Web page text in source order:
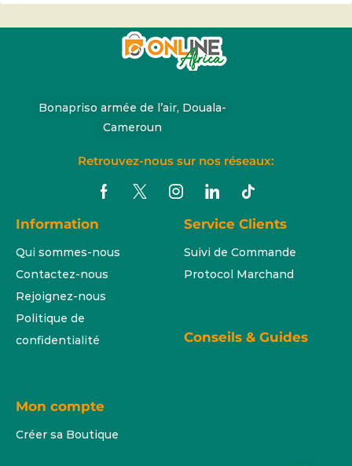
Bonapriso armée de l’air, Douala-
Cameroun
Retrouvez-nous sur nos réseaux:
Information
Qui sommes-nous
Contactez-nous
Rejoignez-nous
Politique de
confidentialité
Service Clients
Suivi de Commande
Protocol Marchand
Conseils & Guides
Mon compte
Créer sa Boutique